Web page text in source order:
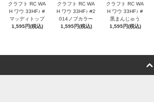
クラフト RC WA
H ワウ 33HF♪ #
マッディトップ
1,595円(税込)
クラフト RC WA
H ワウ 33HF♪ #2
014ノブカラー
1,595円(税込)
クラフト RC WA
H ワウ 33HF♪ #
黒まんじゅう
1,595円(税込)